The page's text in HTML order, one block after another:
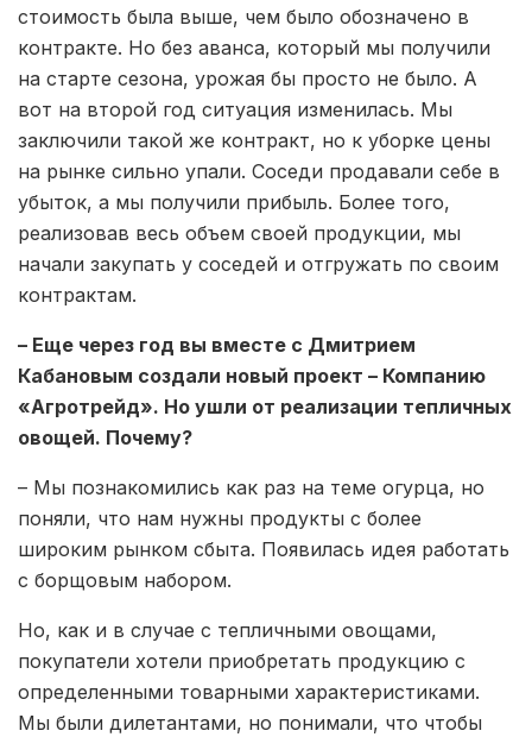
стоимость была выше, чем было обозначено в
контракте. Но без аванса, который мы получили
на старте сезона, урожая бы просто не было. А
вот на второй год ситуация изменилась. Мы
заключили такой же контракт, но к уборке цены
на рынке сильно упали. Соседи продавали себе в
убыток, а мы получили прибыль. Более того,
реализовав весь объем своей продукции, мы
начали закупать у соседей и отгружать по своим
контрактам.
– Еще через год вы вместе с Дмитрием
Кабановым создали новый проект – Компанию
«Агротрейд». Но ушли от реализации тепличных
овощей. Почему?
– Мы познакомились как раз на теме огурца, но
поняли, что нам нужны продукты с более
широким рынком сбыта. Появилась идея работать
с борщовым набором.
Но, как и в случае с тепличными овощами,
покупатели хотели приобретать продукцию с
определенными товарными характеристиками.
Мы были дилетантами, но понимали, что чтобы